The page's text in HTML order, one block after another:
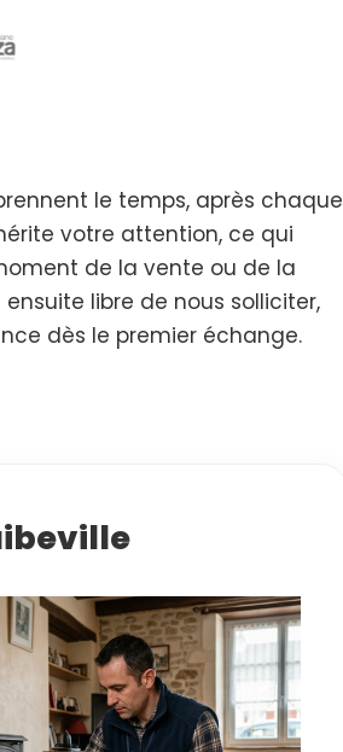
le temps, après chaque
votre attention, ce qui
de la vente ou de la
libre de nous solliciter,
dès le premier échange.